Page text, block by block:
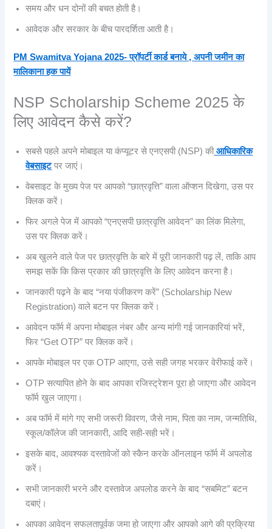
समय और धन दोनों की बचत होती है।
आवेदक और सरकार के बीच पारदर्शिता आती है।
PM Swamitva Yojana 2025- प्रॉपर्टी कार्ड बनाये , अपनी जमीन का
मालिकाना हक पायें
NSP Scholarship Scheme 2025 के
लिए आवेदन कैसे करें?
सबसे पहले अपने मोबाइल या कंप्यूटर से एनएसपी (NSP) कीआधिकारिक
वेबसाइटपर जाएं।
वेबसाइट के मुख्य पेज पर आपको “छात्रवृत्ति” वाला ऑप्शन दिखेगा, उस पर
क्लिक करें।
फिर अगले पेज में आपको “एनएसपी छात्रवृत्ति आवेदन” का लिंक मिलेगा,
उस पर क्लिक करें।
अब खुलने वाले पेज पर छात्रवृत्ति के बारे में पूरी जानकारी पढ़ लें, ताकि आप
समझ सकें कि किस प्रकार की छात्रवृत्ति के लिए आवेदन करना है।
जानकारी पढ़ने के बाद “नया पंजीकरण करें” (Scholarship New
Registration) वाले बटन पर क्लिक करें।
आवेदन फॉर्म में अपना मोबाइल नंबर और अन्य मांगी गई जानकारियां भरें,
फिर “Get OTP” पर क्लिक करें।
आपके मोबाइल पर एक OTP आएगा, उसे सही जगह भरकर वेरीफाई करें।
OTP सत्यापित होने के बाद आपका रजिस्ट्रेशन पूरा हो जाएगा और आवेदन
फॉर्म खुल जाएगा।
अब फॉर्म में मांगे गए सभी जरूरी विवरण, जैसे नाम, पिता का नाम, जन्मतिथि,
स्कूल/कॉलेज की जानकारी, आदि सही-सही भरें।
इसके बाद, आवश्यक दस्तावेजों को स्कैन करके ऑनलाइन फॉर्म में अपलोड
करें।
सभी जानकारी भरने और दस्तावेज अपलोड करने के बाद “सबमिट” बटन
दबाएं।
आपका आवेदन सफलतापूर्वक जमा हो जाएगा और आपको आगे की प्रक्रिया